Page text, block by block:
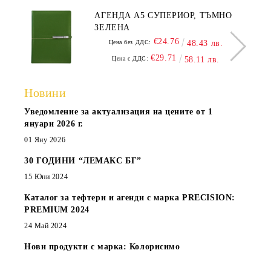
АГЕНДА А5 СУПЕРИОР, ТЪМНО
ЗЕЛЕНА
Цена без ДДС: €24.76 48.43 лв.
Цена с ДДС: €29.71 58.11 лв.
Новини
Уведомление за актуализация на цените от 1
януари 2026 г.
01 Яну 2026
30 ГОДИНИ “ЛЕМАКС БГ”
15 Юни 2024
Каталог за тефтери и агенди с марка PRECISION:
PREMIUM 2024
24 Май 2024
Нови продукти с марка: Колорисимо